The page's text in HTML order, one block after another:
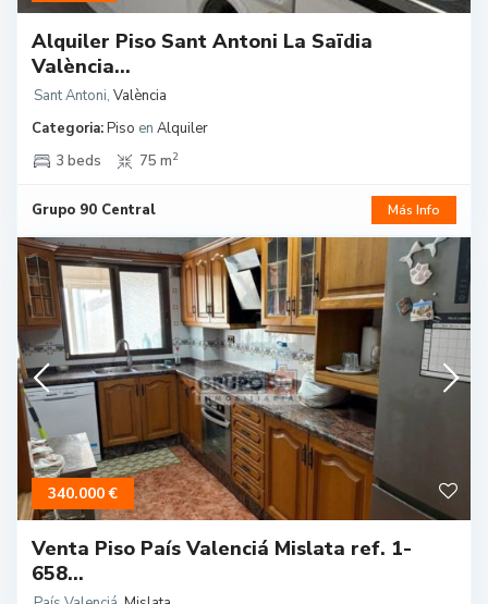
Alquiler Piso Sant Antoni La Saïdia
València...
Sant Antoni, València
Categoria:Piso en Alquiler
3 beds
75 m2
Grupo 90 Central Más Info
340.000 €
Venta Piso País Valenciá Mislata ref. 1-
658...